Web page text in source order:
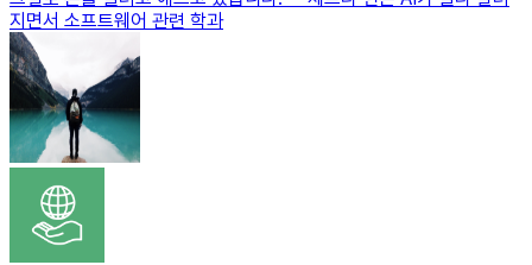
지면서 소프트웨어 관련 학과